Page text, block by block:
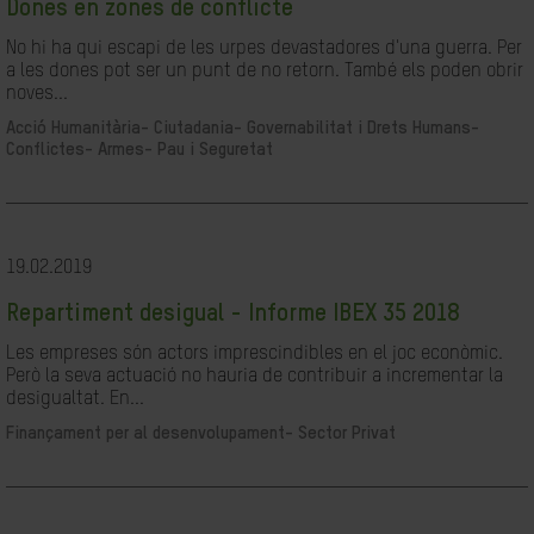
Dones en zones de conflicte
No hi ha qui escapi de les urpes devastadores d'una guerra. Per
a les dones pot ser un punt de no retorn. També els poden obrir
noves...
Acció Humanitària-
Ciutadania- Governabilitat i Drets Humans-
Conflictes- Armes- Pau i Seguretat
19.02.2019
Repartiment desigual - Informe IBEX 35 2018
Les empreses són actors imprescindibles en el joc econòmic.
Però la seva actuació no hauria de contribuir a incrementar la
desigualtat. En...
Finançament per al desenvolupament- Sector Privat